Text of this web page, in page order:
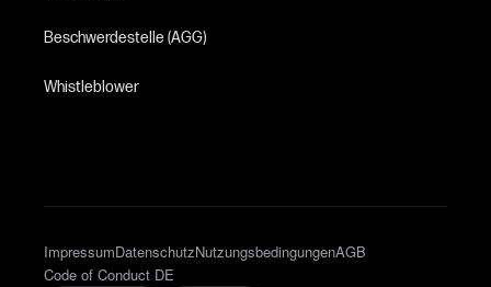
Beschwerdestelle (AGG)
Whistleblower
ImpressumDatenschutzNutzungsbedingungenAGB
Code of Conduct DE